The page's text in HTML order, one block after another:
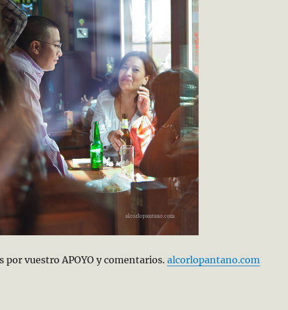
por vuestro APOYO y comentarios. alcorlopantano.com